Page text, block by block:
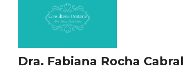
Dra. Fabiana Rocha Cabral